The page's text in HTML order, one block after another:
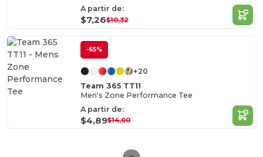
A partir de:
$7,26$10,32
-65%
+20
Team 365 TT11
Men's Zone Performance Tee
A partir de:
$4,89$14,00